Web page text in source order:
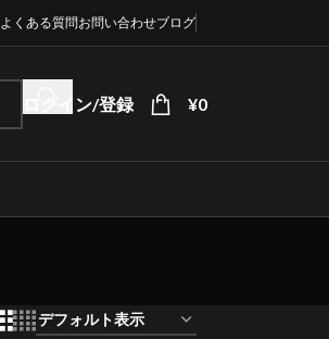
よくある質問お問い合わせブログ
ログイン/登録 ¥0